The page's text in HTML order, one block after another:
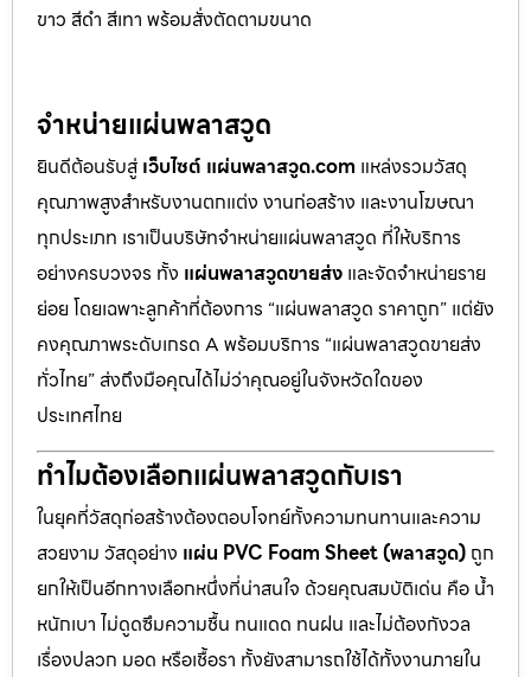
ขาว สีดำ สีเทา พร้อมสั่งตัดตามขนาด
จำหน่ายแผ่นพลาสวูด
ยินดีต้อนรับสู่ เว็บไซต์ แผ่นพลาสวูด.com แหล่งรวมวัสดุ
คุณภาพสูงสำหรับงานตกแต่ง งานก่อสร้าง และงานโฆษณา
ทุกประเภท เราเป็นบริษัทจำหน่ายแผ่นพลาสวูด ที่ให้บริการ
อย่างครบวงจร ทั้ง แผ่นพลาสวูดขายส่ง และจัดจำหน่ายราย
ย่อย โดยเฉพาะลูกค้าที่ต้องการ “แผ่นพลาสวูด ราคาถูก” แต่ยัง
คงคุณภาพระดับเกรด A พร้อมบริการ “แผ่นพลาสวูดขายส่ง
ทั่วไทย” ส่งถึงมือคุณได้ไม่ว่าคุณอยู่ในจังหวัดใดของ
ประเทศไทย
ทำไมต้องเลือกแผ่นพลาสวูดกับเรา
ในยุคที่วัสดุก่อสร้างต้องตอบโจทย์ทั้งความทนทานและความ
สวยงาม วัสดุอย่าง แผ่น PVC Foam Sheet (พลาสวูด) ถูก
ยกให้เป็นอีกทางเลือกหนึ่งที่น่าสนใจ ด้วยคุณสมบัติเด่น คือ น้ำ
หนักเบา ไม่ดูดซึมความชื้น ทนแดด ทนฝน และไม่ต้องกังวล
เรื่องปลวก มอด หรือเชื้อรา ทั้งยังสามารถใช้ได้ทั้งงานภายใน